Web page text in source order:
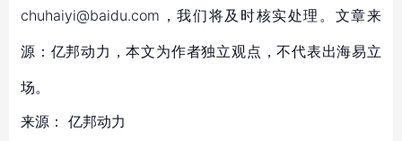
chuhaiyi@baidu.com，我们将及时核实处理。文章来
源：亿邦动力，本文为作者独立观点，不代表出海易立
场。
来源： 亿邦动力